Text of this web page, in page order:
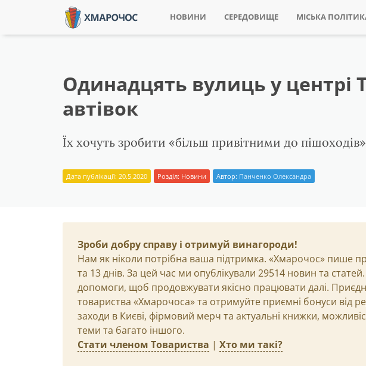
НОВИНИ СЕРЕДОВИЩЕ МІСЬКА
Одинадцять вулиць у центрі
автівок
Їх хочуть зробити «більш привітними до
Дата публікації: 20.5.2020 Розділ: Новини Автор: Панченко Олександра
Зроби добру справу і отримуй винагороди!
Нам як ніколи потрібна ваша підтримка. «Хмарочос» пише
та 13 днів. За цей час ми опублікували 29514 новин та
допомоги, щоб продовжувати якісно працювати далі.
товариства «Хмарочоса» та отримуйте приємні бонуси від
заходи в Києві, фірмовий мерч та актуальні книжки,
теми та багато іншого.
Стати членом Товариства | Хто ми такі?